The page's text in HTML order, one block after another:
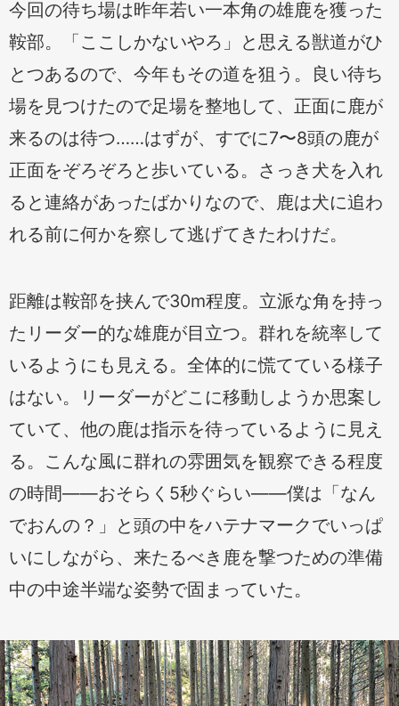
今回の待ち場は昨年若い一本角の雄鹿を獲った
鞍部。「ここしかないやろ」と思える獣道がひ
とつあるので、今年もその道を狙う。良い待ち
場を見つけたので足場を整地して、正面に鹿が
来るのは待つ……はずが、すでに7〜8頭の鹿が
正面をぞろぞろと歩いている。さっき犬を入れ
ると連絡があったばかりなので、鹿は犬に追わ
れる前に何かを察して逃げてきたわけだ。
距離は鞍部を挟んで30m程度。立派な角を持っ
たリーダー的な雄鹿が目立つ。群れを統率して
いるようにも見える。全体的に慌てている様子
はない。リーダーがどこに移動しようか思案し
ていて、他の鹿は指示を待っているように見え
る。こんな風に群れの雰囲気を観察できる程度
の時間——おそらく5秒ぐらい——僕は「なん
でおんの？」と頭の中をハテナマークでいっぱ
いにしながら、来たるべき鹿を撃つための準備
中の中途半端な姿勢で固まっていた。